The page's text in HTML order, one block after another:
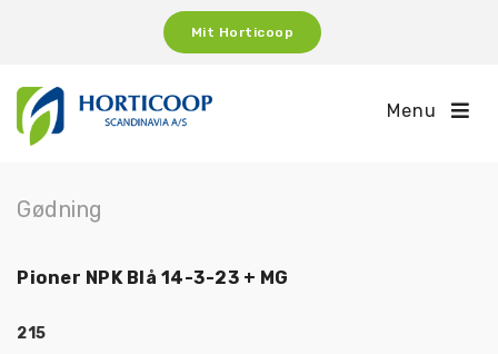
Mit Horticoop
Menu
Gødning
Pioner NPK Blå 14-3-23 + MG
215